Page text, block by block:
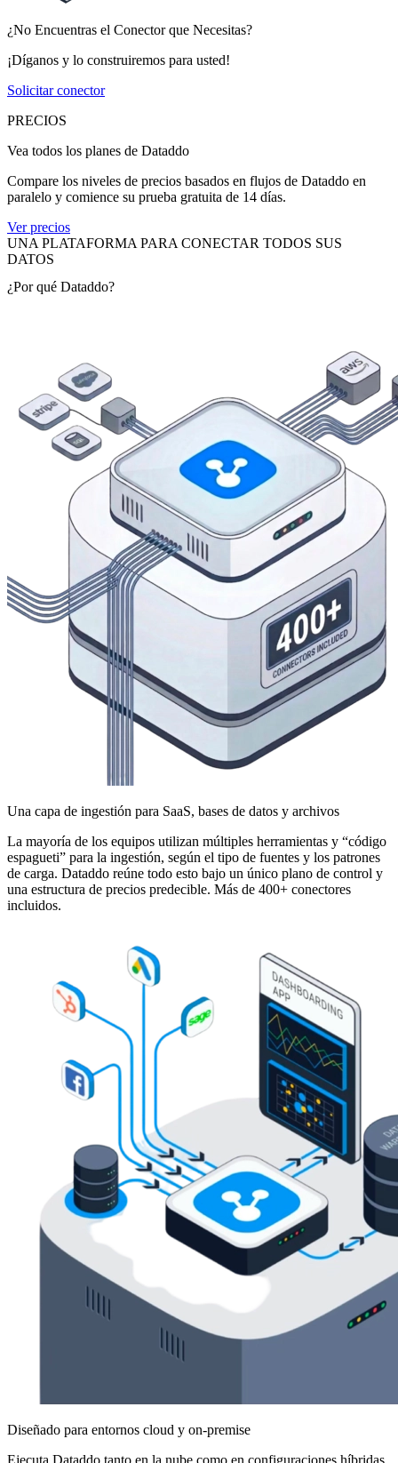
¿No Encuentras el Conector que Necesitas?
¡Díganos y lo construiremos para usted!
Solicitar conector
PRECIOS
Vea todos los planes de Dataddo
Compare los niveles de precios basados en flujos de Dataddo en
paralelo y comience su prueba gratuita de 14 días.
Ver precios
UNA PLATAFORMA PARA CONECTAR TODOS SUS
DATOS
¿Por qué Dataddo?
Una capa de ingestión para SaaS, bases de datos y archivos
La mayoría de los equipos utilizan múltiples herramientas y “código
espagueti” para la ingestión, según el tipo de fuentes y los patrones
de carga. Dataddo reúne todo esto bajo un único plano de control y
una estructura de precios predecible. Más de 400+ conectores
incluidos.
Diseñado para entornos cloud y on-premise